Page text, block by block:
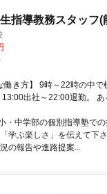
指導教務スタッ
き方】 9時～22時の中で
出社～22:00退勤。
・中学部の個別指導塾で
学ぶ楽しさ」を伝えて下
の報告や進路提案...